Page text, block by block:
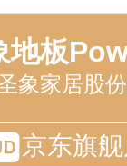
地板
象家居股
京东旗